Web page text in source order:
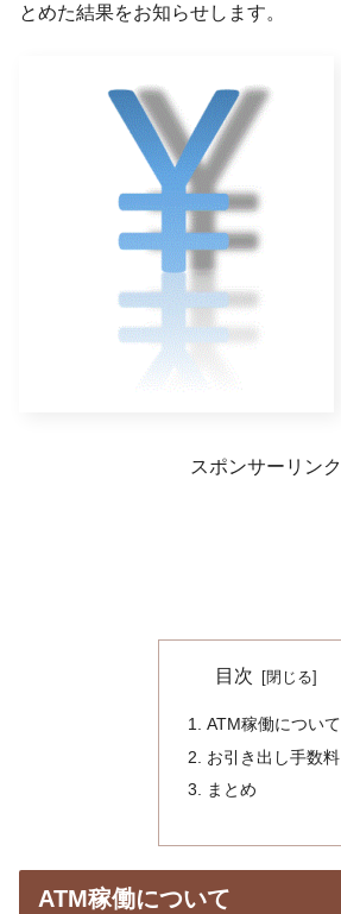
とめた結果をお知らせします。
スポンサーリンク
目次
ATM稼働について
お引き出し手数料
まとめ
ATM稼働について